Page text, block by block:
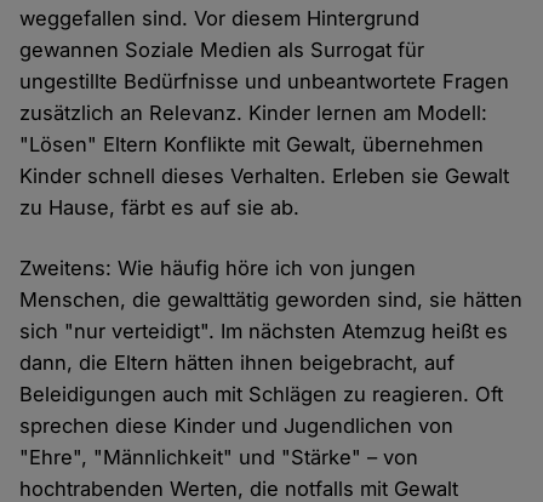
weggefallen sind. Vor diesem Hintergrund
gewannen Soziale Medien als Surrogat für
ungestillte Bedürfnisse und unbeantwortete Fragen
zusätzlich an Relevanz. Kinder lernen am Modell:
"Lösen" Eltern Konflikte mit Gewalt, übernehmen
Kinder schnell dieses Verhalten. Erleben sie Gewalt
zu Hause, färbt es auf sie ab.
Zweitens: Wie häufig höre ich von jungen
Menschen, die gewalttätig geworden sind, sie hätten
sich "nur verteidigt". Im nächsten Atemzug heißt es
dann, die Eltern hätten ihnen beigebracht, auf
Beleidigungen auch mit Schlägen zu reagieren. Oft
sprechen diese Kinder und Jugendlichen von
"Ehre", "Männlichkeit" und "Stärke" – von
hochtrabenden Werten, die notfalls mit Gewalt